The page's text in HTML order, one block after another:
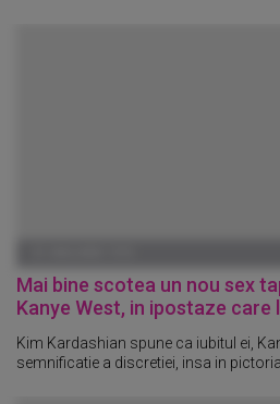
Mai bine scotea un nou sex
Kanye West, in ipostaze care
Kim Kardashian spune ca iubitul ei,
semnificatie a discretiei, insa in